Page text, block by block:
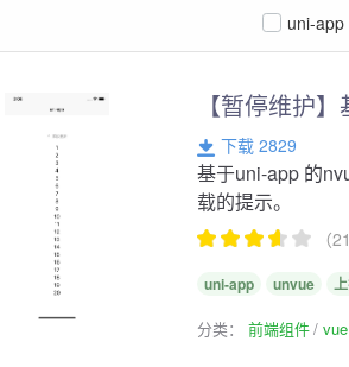
uni-app
【暂停维护
下载 2829
基于uni-app 的
载的提示。
（
uni-app unvue
分类：前端组件